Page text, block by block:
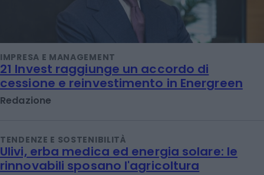
IMPRESA E MANAGEMENT
21 Invest raggiunge un accordo di
cessione e reinvestimento in Energreen
Redazione
TENDENZE E SOSTENIBILITÀ
Ulivi, erba medica ed energia solare: le
rinnovabili sposano l'agricoltura